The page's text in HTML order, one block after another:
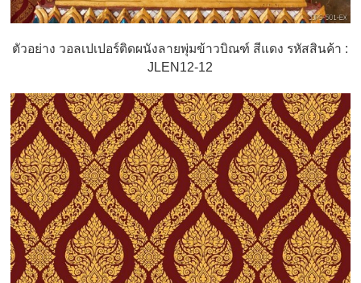
ตัวอย่าง วอลเปเปอร์ติดผนังลายพุ่มข้าวบิณฑ์ สีแดง รหัสสินค้า :
JLEN12-12